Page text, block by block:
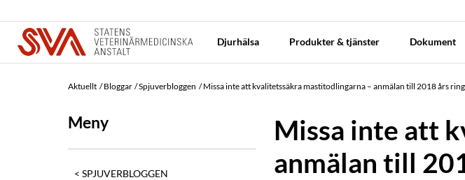
Djurhälsa Produkter & tjänster Dokument
Aktuellt Bloggar Spjuverbloggen Missa inte att kvalitetssäkra mastitodlingarna – anmälan till 2018 års
Meny
SPJUVERBLOGGEN
Missa inte att
anmälan till